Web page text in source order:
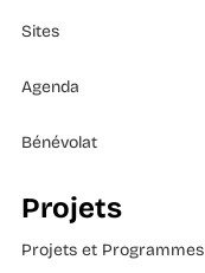
Sites
Agenda
Bénévolat
Projets
Projets et Programmes